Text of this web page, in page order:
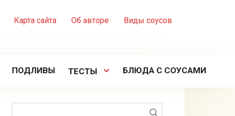
Карта сайта Об авторе
Виды соусов
ПОДЛИВЫ ТЕСТЫ БЛЮДА С СОУСАМИ